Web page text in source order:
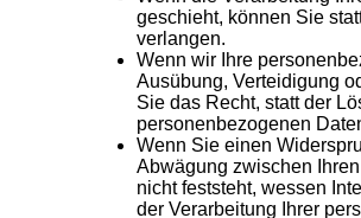
geschieht, können Sie
verlangen.
Wenn wir Ihre
Ausübung, Verteidigung
Sie das Recht, statt der
personenbezogenen
Wenn Sie einen
Abwägung zwischen
nicht feststeht, wessen
der Verarbeitung Ihrer